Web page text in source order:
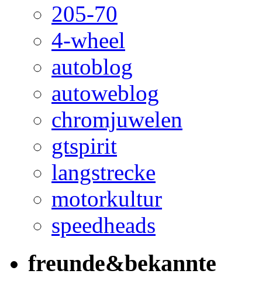
205-70
4-wheel
autoblog
autoweblog
chromjuwelen
gtspirit
langstrecke
motorkultur
speedheads
freunde&bekannte